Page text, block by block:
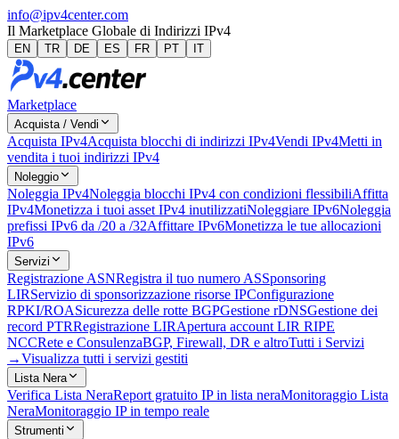
info@ipv4center.com
Il Marketplace Globale di Indirizzi IPv4
EN TR DE ES FR PT IT
Marketplace
Acquista / Vendi
Acquista IPv4Acquista blocchi di indirizzi IPv4Vendi IPv4Metti in
vendita i tuoi indirizzi IPv4
Noleggio
Noleggia IPv4Noleggia blocchi IPv4 con condizioni flessibiliAffitta
IPv4Monetizza i tuoi asset IPv4 inutilizzatiNoleggiare IPv6Noleggia
prefissi IPv6 da /20 a /32Affittare IPv6Monetizza le tue allocazioni
IPv6
Servizi
Registrazione ASNRegistra il tuo numero ASSponsoring
LIRServizio di sponsorizzazione risorse IPConfigurazione
RPKI/ROASicurezza delle rotte BGPGestione rDNSGestione dei
record PTRRegistrazione LIRApertura account LIR RIPE
NCCRete e ConsulenzaBGP, Firewall, DR e altroTutti i Servizi
→Visualizza tutti i servizi gestiti
Lista Nera
Verifica Lista NeraReport gratuito IP in lista neraMonitoraggio Lista
NeraMonitoraggio IP in tempo reale
Strumenti